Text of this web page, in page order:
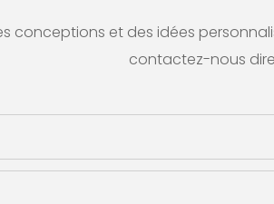
conceptions et des idées
contactez-nous